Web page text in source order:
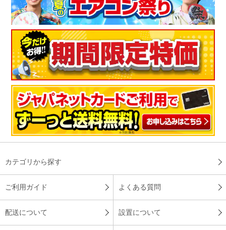
炊けました
４歳の子供が美味しいねと言っておかわりをしたのが驚きでし
た！最新型の圧力炊飯器恐るべし。
（ 山形県 50代 T.S様）
好みの炊き方が選べるので嬉しい
コースごとに好みの炊き方が選べるので、美味しいご飯を安定
して食べられるのは嬉しいです。また、奥さんもご飯の出来栄
カテゴリから探す
ご利用ガイド よくある質問
配送について 設置について